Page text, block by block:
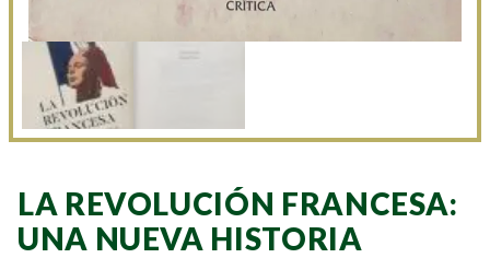
LA REVOLUCIÓN FRANCESA:
UNA NUEVA HISTORIA